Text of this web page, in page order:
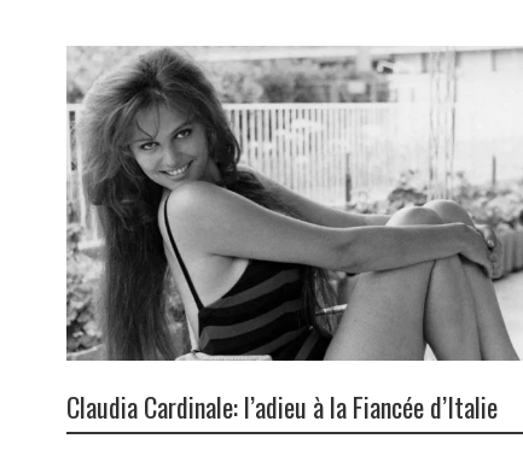
Claudia Cardinale: l’adieu à la Fiancée d’Italie